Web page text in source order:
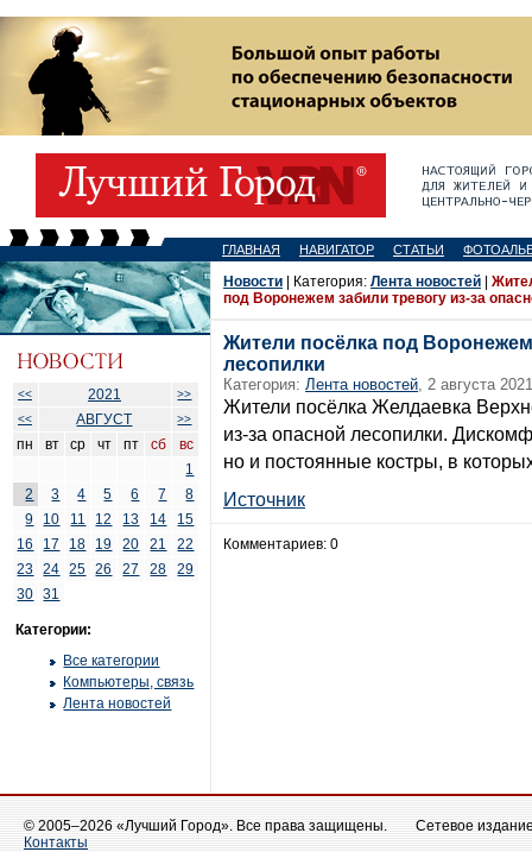
ГЛАВНАЯ НАВИГАТОР СТАТЬИ
<< 2021
>>
<<
АВГУСТ >>
пн вт ср чт пт сб
вс
1
2
3 4 5 6 7
8
9
10 11 12 13 14
15
16
17 18 19 20 21
22
23
24 25 26 27 28
29
30
31
Категории:
Все категории
Компьютеры, связь
Лента новостей
Новости | Категория: Лента новостей
под Воронежем забили тревогу из-за
Жители посёлка под
лесопилки
Категория: Лента новостей, 2 августа
Жители посёлка Желдаевка
из-за опасной лесопилки.
но и постоянные костры, в
Источник
Комментариев: 0
© 2005–2026 «Лучший Город». Все права защищены.
Контакты
Сетевое